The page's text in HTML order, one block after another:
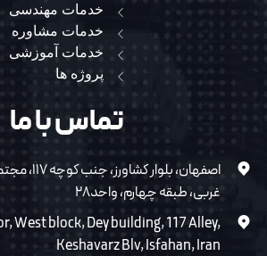
خدمات مهندسی
خدمات مشاوره
خدمات آموزشی
پروژه ها
تماس با ما
اصفهان،
غربی، طبقه چهارم، واحد۲۸
West block, Dey building, 117 Alley,
Keshavarz Blv, Isfahan, Iran